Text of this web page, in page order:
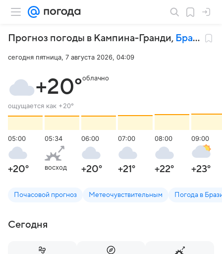
Прогноз погоды в Кампина-Гранди, Бразилия
сегодня пятница, 7 августа 2026, 04:09
+20°
ощущается как +20°
облачно
05:00
+20°
05:34
восход
06:00
+20°
07:00
+21°
08:00
+22°
09:00
+23°
Почасовой прогноз Метеочувствительным Погода в
Сегодня